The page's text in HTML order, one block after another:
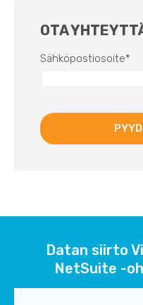
OTA
Sähköpostiosoite*
Datan siirto
NetSuite -